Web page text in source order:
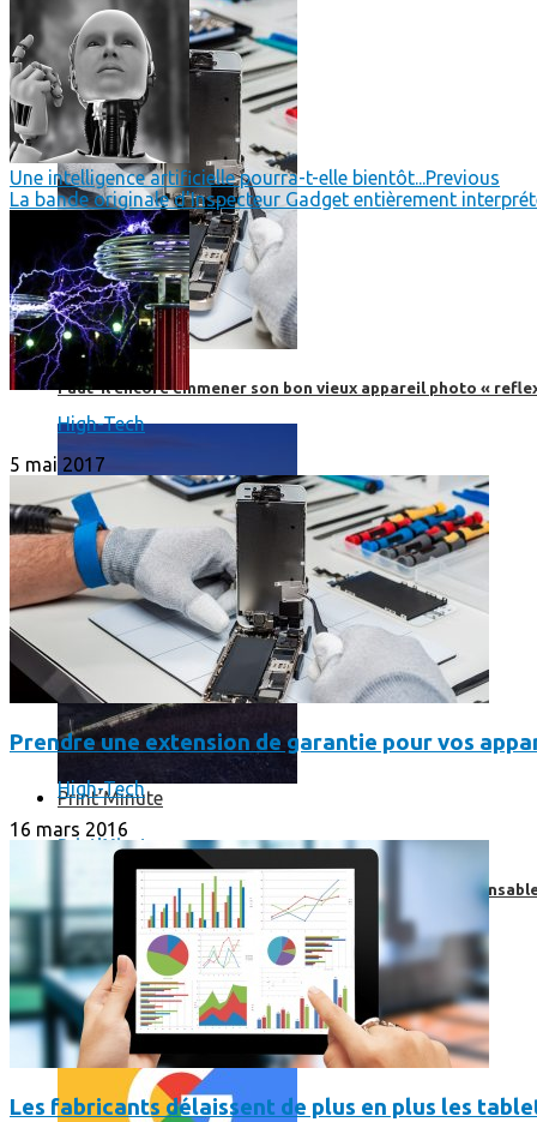
Faut-il encore emmener son bon vieux appareil photo «
Print’Minute
Print'Minute
Pourquoi les outils de Google sont-ils devenus
Une intelligence artificielle pourra-t-elle bientôt...Previous
La bande originale d'Inspecteur Gadget entièrement
High-Tech
5 mai 2017
Prendre une extension de garantie pour vos
High-Tech
16 mars 2016
Les fabricants délaissent de plus en plus les